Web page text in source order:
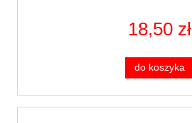
18,50 zł
do koszyka